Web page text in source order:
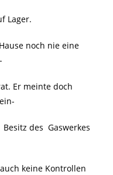
Lager.
noch nie eine
Er meinte doch
des Gaswerkes
keine Kontrollen